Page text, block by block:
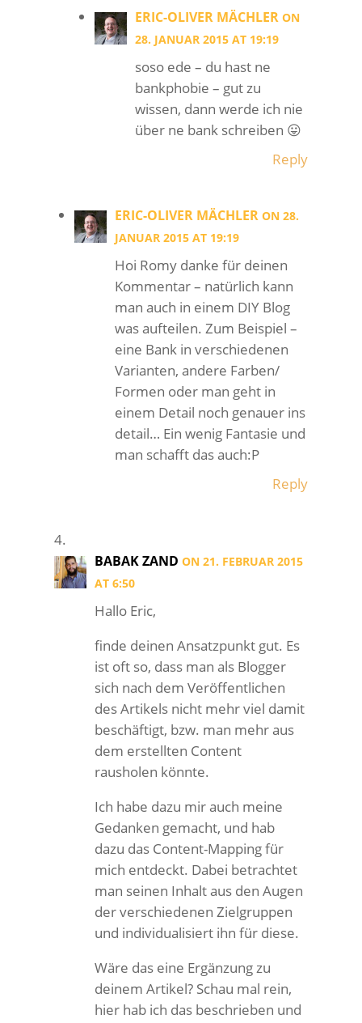
ERIC-OLIVER MÄCHLER ON
28. JANUAR 2015 AT 19:19
soso ede – du hast ne
bankphobie – gut zu
wissen, dann werde ich nie
über ne bank schreiben 😛
Reply
ERIC-OLIVER MÄCHLER ON 28.
JANUAR 2015 AT 19:19
Hoi Romy danke für deinen
Kommentar – natürlich kann
man auch in einem DIY Blog
was aufteilen. Zum Beispiel –
eine Bank in verschiedenen
Varianten, andere Farben/
Formen oder man geht in
einem Detail noch genauer ins
detail… Ein wenig Fantasie und
man schafft das auch:P
Reply
BABAK ZAND ON 21. FEBRUAR 2015
AT 6:50
Hallo Eric,
finde deinen Ansatzpunkt gut. Es
ist oft so, dass man als Blogger
sich nach dem Veröffentlichen
des Artikels nicht mehr viel damit
beschäftigt, bzw. man mehr aus
dem erstellten Content
rausholen könnte.
Ich habe dazu mir auch meine
Gedanken gemacht, und hab
dazu das Content-Mapping für
mich entdeckt. Dabei betrachtet
man seinen Inhalt aus den Augen
der verschiedenen Zielgruppen
und individualisiert ihn für diese.
Wäre das eine Ergänzung zu
deinem Artikel? Schau mal rein,
hier hab ich das beschrieben und